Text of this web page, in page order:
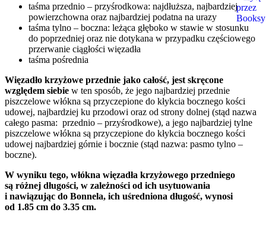
taśma przednio – przyśrodkowa: najdłuższa, najbardziej
powierzchowna oraz najbardziej podatna na urazy
taśma tylno – boczna: leżąca głęboko w stawie w stosunku
do poprzedniej oraz nie dotykana w przypadku częściowego
przerwanie ciągłości więzadła
taśma pośrednia
Więzadło krzyżowe przednie jako całość, jest skręcone
względem siebie w ten sposób, że jego najbardziej przednie
piszczelowe włókna są przyczepione do kłykcia bocznego kości
udowej, najbardziej ku przodowi oraz od strony dolnej (stąd nazwa
całego pasma: przednio – przyśrodkowe), a jego najbardziej tylne
piszczelowe włókna są przyczepione do kłykcia bocznego kości
udowej najbardziej górnie i bocznie (stąd nazwa: pasmo tylno –
boczne).
W wyniku tego, włókna więzadła krzyżowego przedniego
są różnej długości, w zależności od ich usytuowania
i nawiązując do Bonnela, ich uśredniona długość, wynosi
od 1.85 cm do 3.35 cm.